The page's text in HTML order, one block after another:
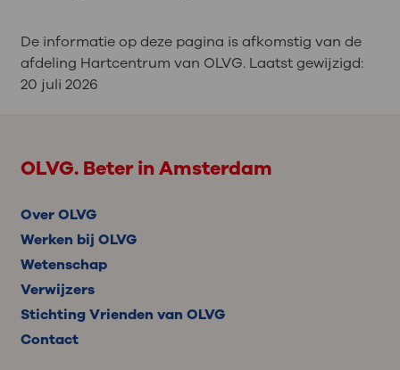
De informatie op deze pagina is afkomstig van de
afdeling Hartcentrum van OLVG. Laatst gewijzigd:
20 juli 2026
OLVG. Beter in Amsterdam
Over OLVG
Werken bij OLVG
Wetenschap
Verwijzers
Stichting Vrienden van OLVG
Contact